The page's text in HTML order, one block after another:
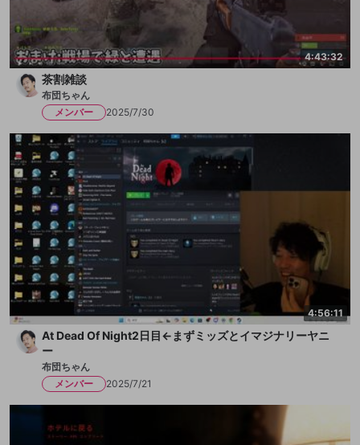
4:43:32
茶割雑談
布団ちゃん
メンバー
2025/7/30
4:56:11
At Dead Of Night2日目←まずミッズとイマジナリーヤニ
ー
布団ちゃん
メンバー
2025/7/21